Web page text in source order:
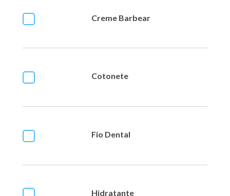
Creme Barbear
Cotonete
Fio Dental
Hidratante